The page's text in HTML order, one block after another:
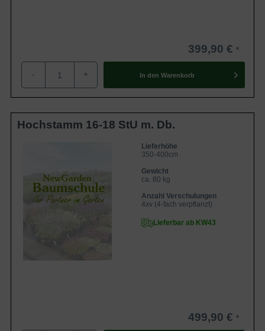
399,90 €
- + In den Warenkorb
Hochstamm 16-18 StU m. Db.
Lieferhöhe
350-400cm
Gewicht
ca. 80 kg
Anzahl Verschulungen
4xv (4-fach verpflanzt)
Lieferbar ab KW43
499,90 €